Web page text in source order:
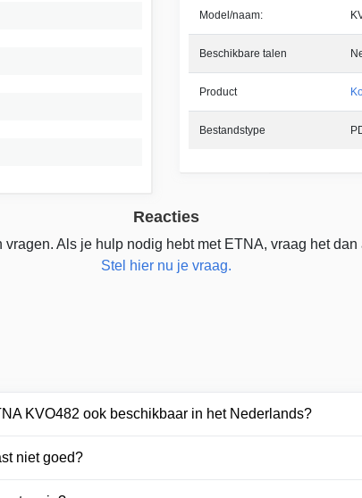
Model/naam:
Beschikbare talen
Product
Bestandstype
Reacties
vragen. Als je hulp nodig hebt met ETNA, vraag het
Stel hier nu je vraag.
KVO482 ook beschikbaar in het Nederlands?
niet goed?